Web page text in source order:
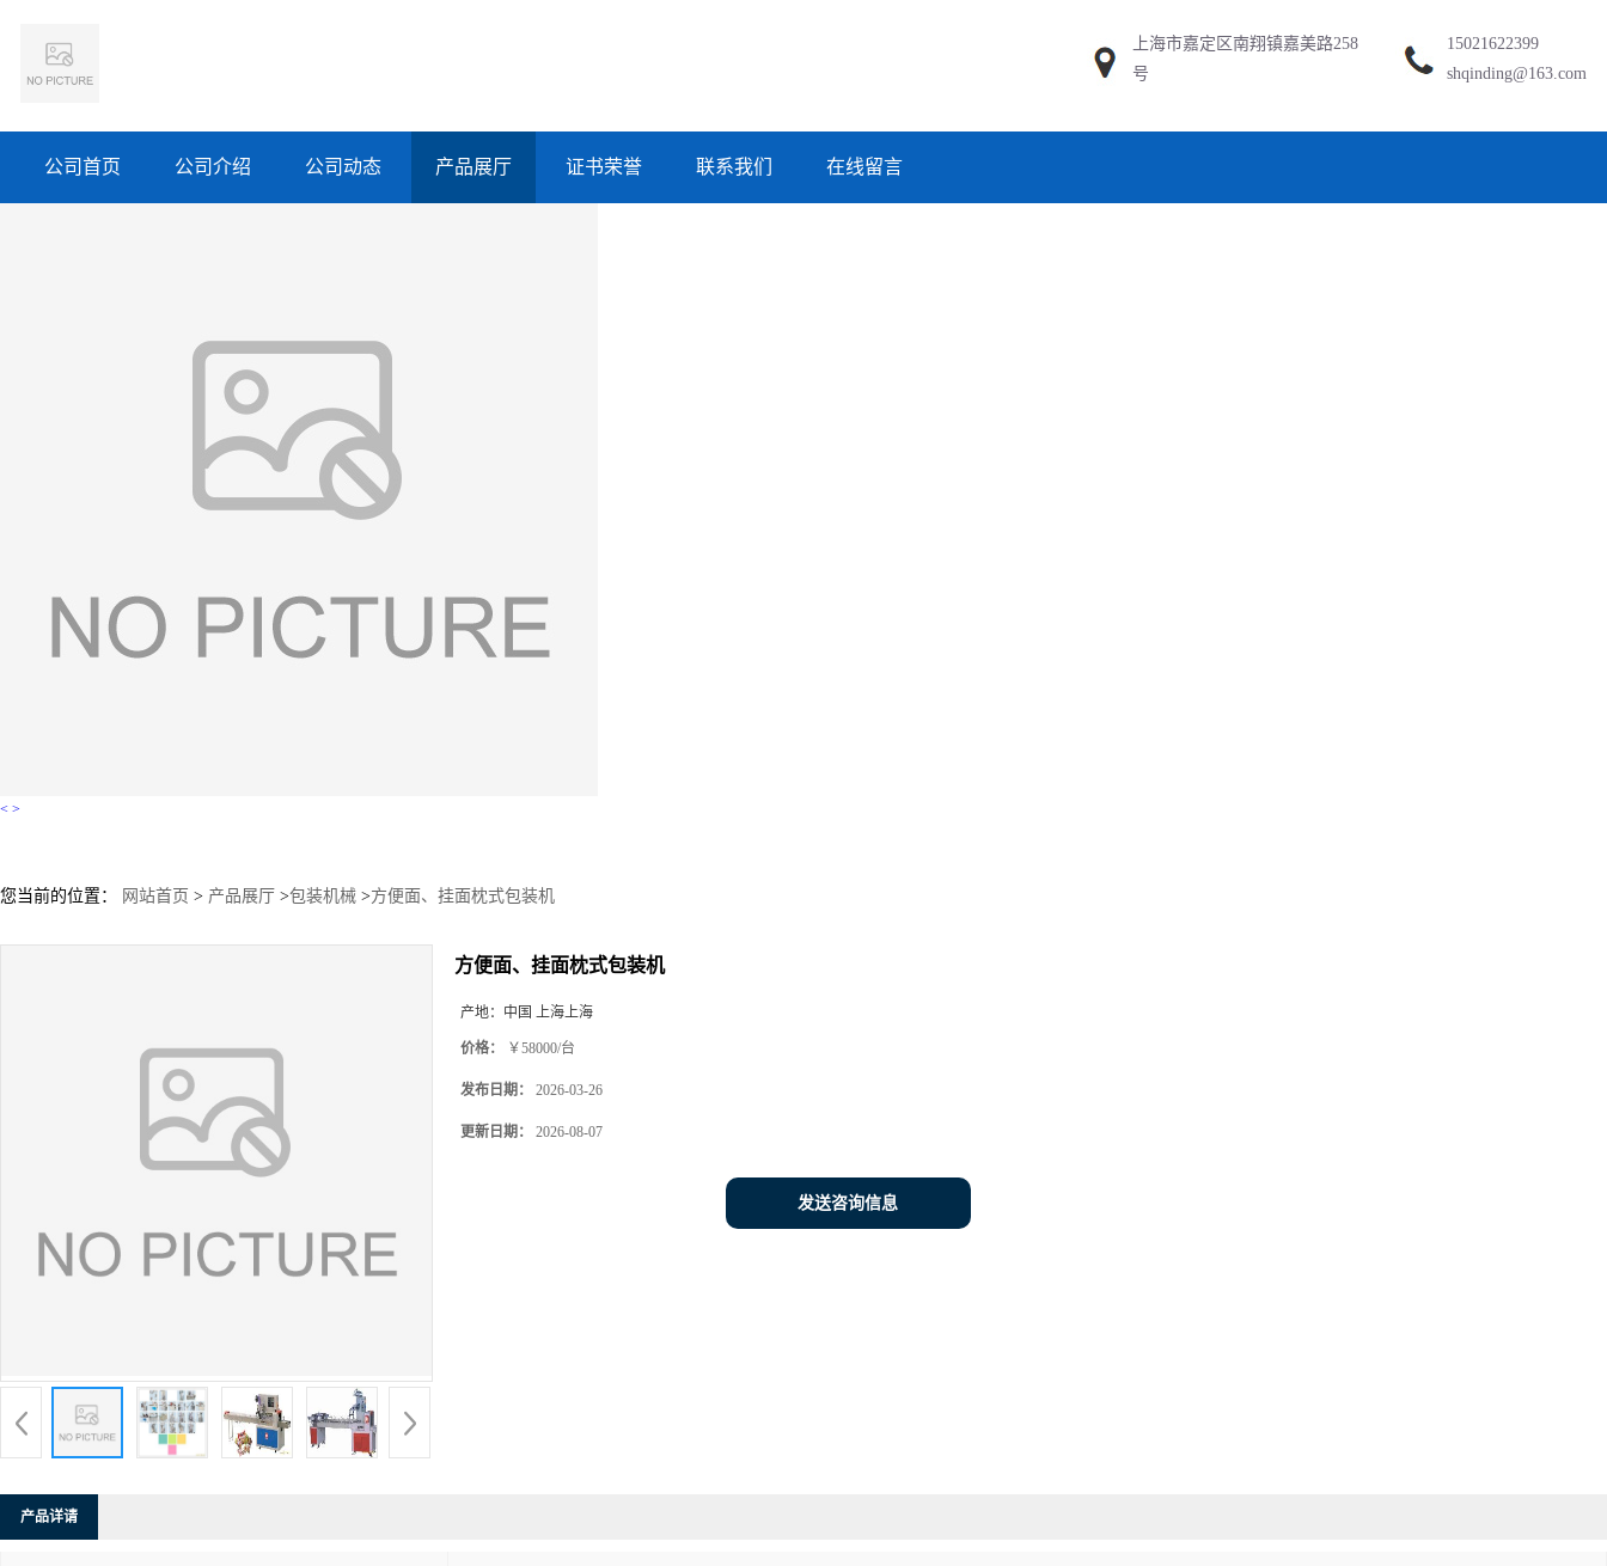
上海市嘉定区南翔镇嘉美路258
号
15021622399
shqinding@163.com
公司首页 公司介绍 公司动态 产品展厅 证书荣誉 联系我们 在线留言
< >
您当前的位置： 网站首页 > 产品展厅 >包装机械 >方便面、挂面枕式包装机
方便面、挂面枕式包装机
产地： 中国 上海上海
价格： ￥58000/台
发布日期： 2026-03-26
更新日期： 2026-08-07
发送咨询信息
产品详请